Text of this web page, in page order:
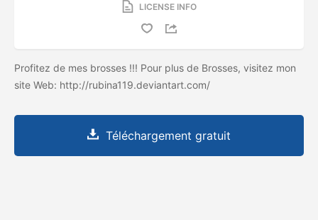
LICENSE INFO
Profitez de mes brosses !!! Pour plus de Brosses, visitez mon
site Web: http://rubina119.deviantart.com/
Téléchargement gratuit